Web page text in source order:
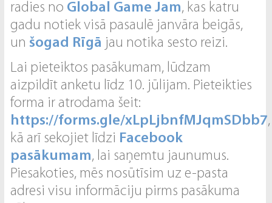
radies no Global Game Jam, kas katru
gadu notiek visā pasaulē janvāra beigās,
un šogad Rīgā jau notika sesto reizi.
Lai pieteiktos pasākumam, lūdzam
aizpildīt anketu līdz 10. jūlijam. Pieteikties
forma ir atrodama šeit:
https://forms.gle/xLpLjbnfMJqmSDbb7,
kā arī sekojiet līdzi Facebook
pasākumam, lai saņemtu jaunumus.
Piesakoties, mēs nosūtīsim uz e-pasta
adresi visu informāciju pirms pasākuma